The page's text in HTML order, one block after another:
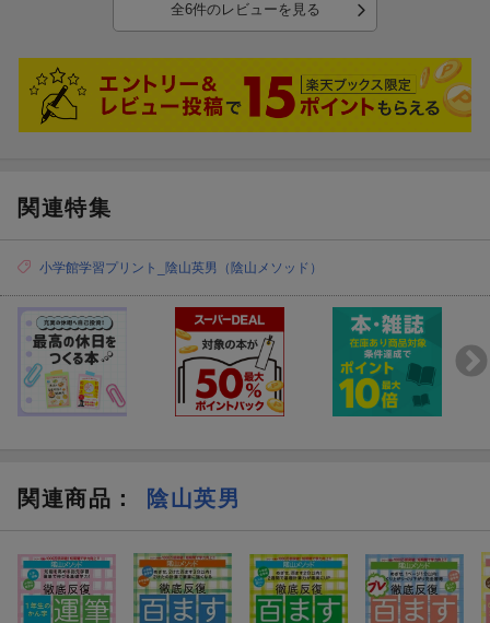
全6件のレビューを見る
関連特集
小学館学習プリント_陰山英男（陰山メソッド）
関連商品 ： 陰山英男